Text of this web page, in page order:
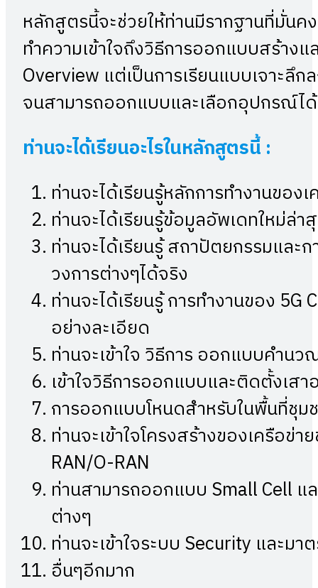
หลักสูตรนี้จะช่วยให้ท่านมีรากฐานที่มั่นค
ทำความเข้าใจถึงวิธีการออกแบบสร้าง
Overview แต่เป็นการเรียนแบบเจาะลึ
จนสามารถออกแบบและเลือกอุปกรณ์ไ
ท่านจะได้เรียนอะไรในหลักสูตรนี้ :
ท่านจะได้เรียนรู้หลักการทำงานของ
ท่านจะได้เรียนรู้ข้อมูลอัพเดทใหม่ล่
ท่านจะได้เรียนรู้ สถาปัตยกรรมและ
วงการต่างๆได้จริง
ท่านจะได้เรียนรู้ การทำงานของ
อย่างละเอียด
ท่านจะเข้าใจ วิธีการ ออกแบบคำน
เข้าใจวิธีการออกแบบและติดตั้งเส
การออกแบบโหนดสำหรับในพื้นที่ชุม
ท่านจะเข้าใจโครงสร้างของเครือข่
RAN/O-RAN
ท่านสามารถออกแบบ Small Cell แ
ต่างๆ
ท่านจะเข้าใจระบบ Security และมา
อื่นๆอีกมาก